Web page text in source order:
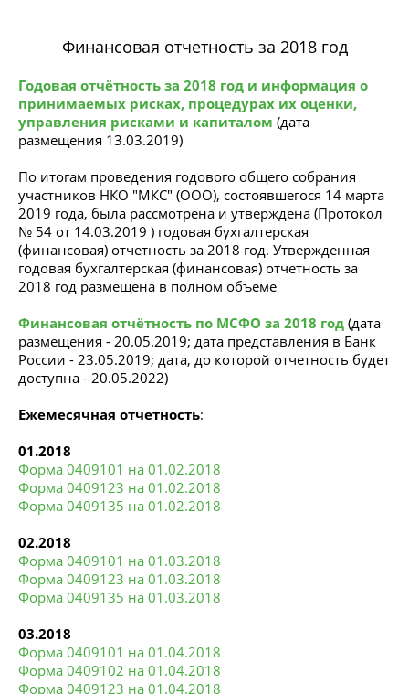
Финансовая отчетность за 2018 год
Годовая отчётность за 2018 год и информация о
принимаемых рисках, процедурах их оценки,
управления рисками и капиталом (дата
размещения 13.03.2019)
По итогам проведения годового общего собрания
участников НКО "МКС" (ООО), состоявшегося 14 марта
2019 года, была рассмотрена и утверждена (Протокол
№ 54 от 14.03.2019 ) годовая бухгалтерская
(финансовая) отчетность за 2018 год. Утвержденная
годовая бухгалтерская (финансовая) отчетность за
2018 год размещена в полном объеме
Финансовая отчётность по МСФО за 2018 год (дата
размещения - 20.05.2019; дата представления в Банк
России - 23.05.2019; дата, до которой отчетность будет
доступна - 20.05.2022)
Ежемесячная отчетность:
01.2018
Форма 0409101 на 01.02.2018
Форма 0409123 на 01.02.2018
Форма 0409135 на 01.02.2018
02.2018
Форма 0409101 на 01.03.2018
Форма 0409123 на 01.03.2018
Форма 0409135 на 01.03.2018
03.2018
Форма 0409101 на 01.04.2018
Форма 0409102 на 01.04.2018
Форма 0409123 на 01.04.2018